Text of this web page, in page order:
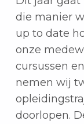
die manier
up to date
onze
cursussen
nemen wij
doorlopen.